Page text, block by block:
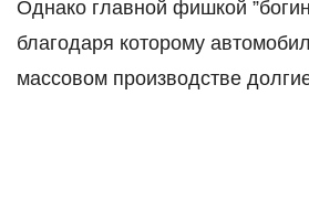
Однако главной фишкой
благодаря которому
массовом производстве